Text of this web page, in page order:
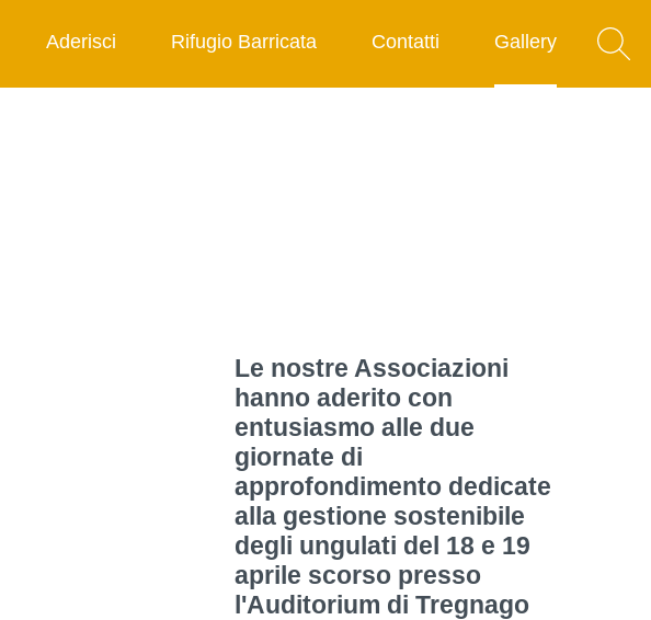
Aderisci Rifugio Barricata Contatti Gallery
Le nostre Associazioni
hanno aderito con
entusiasmo alle due
giornate di
approfondimento dedicate
alla gestione sostenibile
degli ungulati del 18 e 19
aprile scorso presso
l'Auditorium di Tregnago